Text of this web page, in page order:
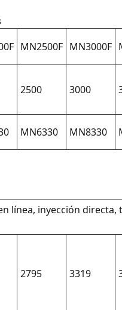
MN2500F MN3000F
2500 3000
MN6330 MN8330
línea, inyección
2795 3319